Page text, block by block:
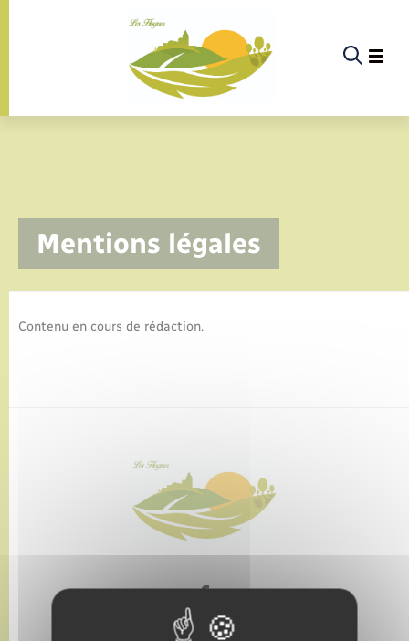
La commune
Actualités
Mentions légales
Contenu en cours de rédaction.